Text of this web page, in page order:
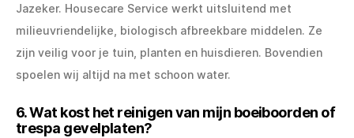
Jazeker. Housecare Service werkt uitsluitend met
milieuvriendelijke, biologisch afbreekbare middelen. Ze
zijn veilig voor je tuin, planten en huisdieren. Bovendien
spoelen wij altijd na met schoon water.
6. Wat kost het reinigen van mijn boeiboorden of
trespa gevelplaten?